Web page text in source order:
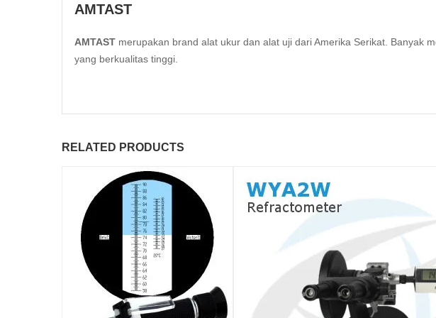
AMTAST
AMTAST merupakan brand alat ukur dan alat uji dari Amerika Serikat. Banyak
yang berkualitas tinggi.
RELATED PRODUCTS